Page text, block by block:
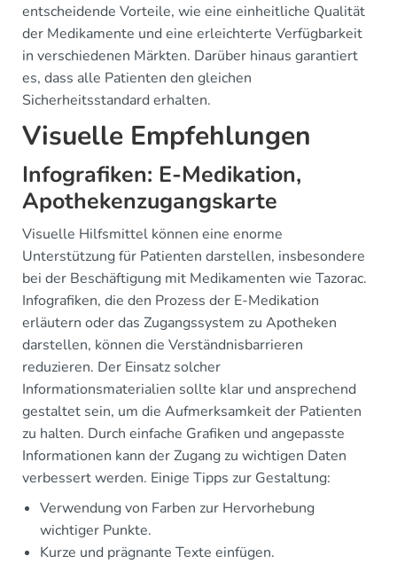
entscheidende Vorteile, wie eine einheitliche Qualität
der Medikamente und eine erleichterte Verfügbarkeit
in verschiedenen Märkten. Darüber hinaus garantiert
es, dass alle Patienten den gleichen
Sicherheitsstandard erhalten.
Visuelle Empfehlungen
Infografiken: E-Medikation,
Apothekenzugangskarte
Visuelle Hilfsmittel können eine enorme
Unterstützung für Patienten darstellen, insbesondere
bei der Beschäftigung mit Medikamenten wie Tazorac.
Infografiken, die den Prozess der E-Medikation
erläutern oder das Zugangssystem zu Apotheken
darstellen, können die Verständnisbarrieren
reduzieren. Der Einsatz solcher
Informationsmaterialien sollte klar und ansprechend
gestaltet sein, um die Aufmerksamkeit der Patienten
zu halten. Durch einfache Grafiken und angepasste
Informationen kann der Zugang zu wichtigen Daten
verbessert werden. Einige Tipps zur Gestaltung:
Verwendung von Farben zur Hervorhebung
wichtiger Punkte.
Kurze und prägnante Texte einfügen.